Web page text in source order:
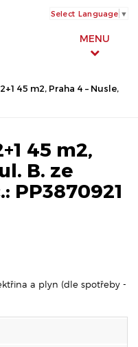
MENU
Select Language ▼
45 m2, Praha 4 – Nusle,
45 m2,
B. ze
PP3870921
a plyn (dle spotřeby -